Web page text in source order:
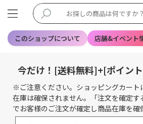
このショップについて 店舗&イベント
今だけ！[送料無料]+[ポイン
※ご注意ください。ショッピングカート
在庫は確保されません。「注文を確定す
でお客様のご注文が確定し商品在庫を確